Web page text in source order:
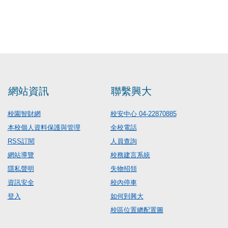
網站資訊
校園智財網
本校個人資料保護與管理
RSS訂閱
網站導覽
隱私聲明
資訊安全
登入
聯繫興大
校安中心 04-22870885
全校電話
人員查詢
校務建言系統
失物招領
校內停車
如何到興大
校區位置總配置圖